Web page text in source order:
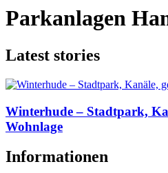
Parkanlagen
Latest stories
Winterhude – Stadtpark,
Wohnlage
Informationen